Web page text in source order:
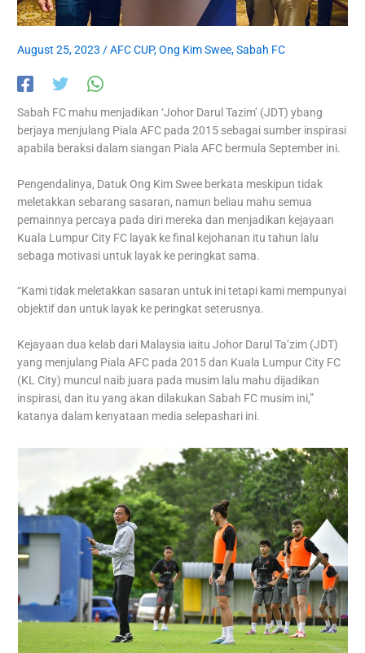
August 25, 2023 /AFC CUP,Ong Kim Swee,Sabah FC
Sabah FC mahu menjadikan ‘Johor Darul Tazim’ (JDT) ybang
berjaya menjulang Piala AFC pada 2015 sebagai sumber inspirasi
apabila beraksi dalam siangan Piala AFC bermula September ini.
Pengendalinya, Datuk Ong Kim Swee berkata meskipun tidak
meletakkan sebarang sasaran, namun beliau mahu semua
pemainnya percaya pada diri mereka dan menjadikan kejayaan
Kuala Lumpur City FC layak ke final kejohanan itu tahun lalu
sebaga motivasi untuk layak ke peringkat sama.
“Kami tidak meletakkan sasaran untuk ini tetapi kami mempunyai
objektif dan untuk layak ke peringkat seterusnya.
Kejayaan dua kelab dari Malaysia iaitu Johor Darul Ta’zim (JDT)
yang menjulang Piala AFC pada 2015 dan Kuala Lumpur City FC
(KL City) muncul naib juara pada musim lalu mahu dijadikan
inspirasi, dan itu yang akan dilakukan Sabah FC musim ini,”
katanya dalam kenyataan media selepashari ini.